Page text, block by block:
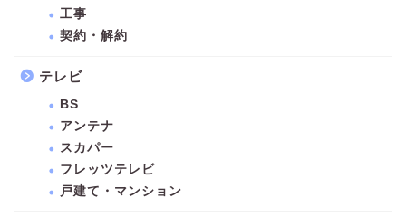
工事
契約・解約
テレビ
BS
アンテナ
スカパー
フレッツテレビ
戸建て・マンション